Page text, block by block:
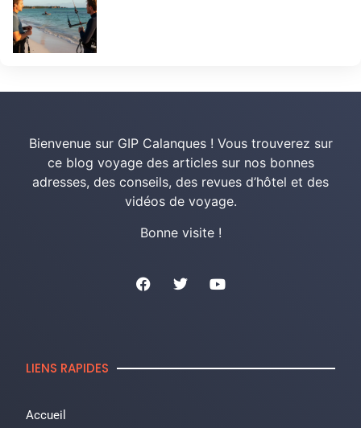
Bienvenue sur GIP Calanques ! Vous trouverez sur
ce blog voyage des articles sur nos bonnes
adresses, des conseils, des revues d’hôtel et des
vidéos de voyage.
Bonne visite !
LIENS RAPIDES
Accueil